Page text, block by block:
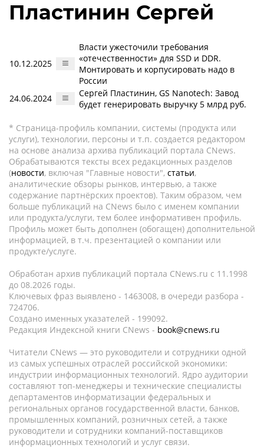
Пластинин Сергей
10.12.2025
Власти ужесточили требования
«отечественности» для SSD и DDR.
Монтировать и корпусировать надо в
России
24.06.2024
Сергей Пластинин, GS Nanotech: Завод
будет генерировать выручку 5 млрд руб.
* Страница-профиль компании, системы (продукта или
услуги), технологии, персоны и т.п. создается редактором
на основе анализа архива публикаций портала CNews.
Обрабатываются тексты всех редакционных разделов
(новости, включая "Главные новости", статьи,
аналитические обзоры рынков, интервью, а также
содержание партнёрских проектов). Таким образом, чем
больше публикаций на CNews было с именем компании
или продукта/услуги, тем более информативен профиль.
Профиль может быть дополнен (обогащен) дополнительной
информацией, в т.ч. презентацией о компании или
продукте/услуге.
Обработан архив публикаций портала CNews.ru c 11.1998
до 08.2026 годы.
Ключевых фраз выявлено - 1463008, в очереди разбора -
724706.
Создано именных указателей - 199092.
Редакция Индексной книги CNews - book@cnews.ru
Читатели CNews — это руководители и сотрудники одной
из самых успешных отраслей российской экономики:
индустрии информационных технологий. Ядро аудитории
составляют топ-менеджеры и технические специалисты
департаментов информатизации федеральных и
региональных органов государственной власти, банков,
промышленных компаний, розничных сетей, а также
руководители и сотрудники компаний-поставщиков
информационных технологий и услуг связи.